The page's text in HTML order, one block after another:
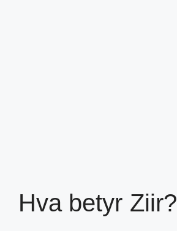
Hva betyr Ziir?